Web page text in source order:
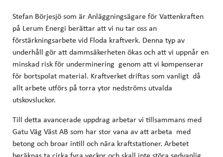
Stefan Börjesjö som är Anläggningsägare för Vattenkraften
på Lerum Energi berättar att vi nu tar oss an
förstärkningsarbete vid Floda kraftverk. Denna typ av
underhåll gör att dammsäkerheten ökas och att vi uppnår en
minskad risk för underminering genom att vi kompenserar
för bortspolat material. Kraftverket driftas som vanligt då
allt arbete utförs på torra ytor nedströms utvalda
utskovsluckor.
Till detta avancerade uppdrag arbetar vi tillsammans med
Gatu Väg Väst AB som har stor vana av att arbeta med
betong och broar intill och nära kraftstationer. Arbetet